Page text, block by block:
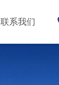
联系我们